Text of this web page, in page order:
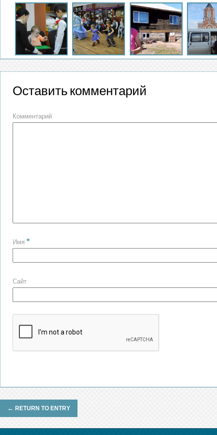
Оставить комментарий
Комментарий
Имя *
Сайт
← RETURN TO ENTRY